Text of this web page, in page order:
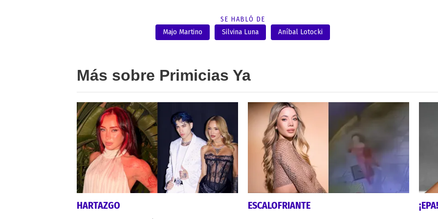
SE HABLÓ DE
Majo Martino
Silvina Luna Aníbal Lotocki
Más sobre Primicias Ya
HARTAZGO
ESCALOFRIANTE
¡EPA!